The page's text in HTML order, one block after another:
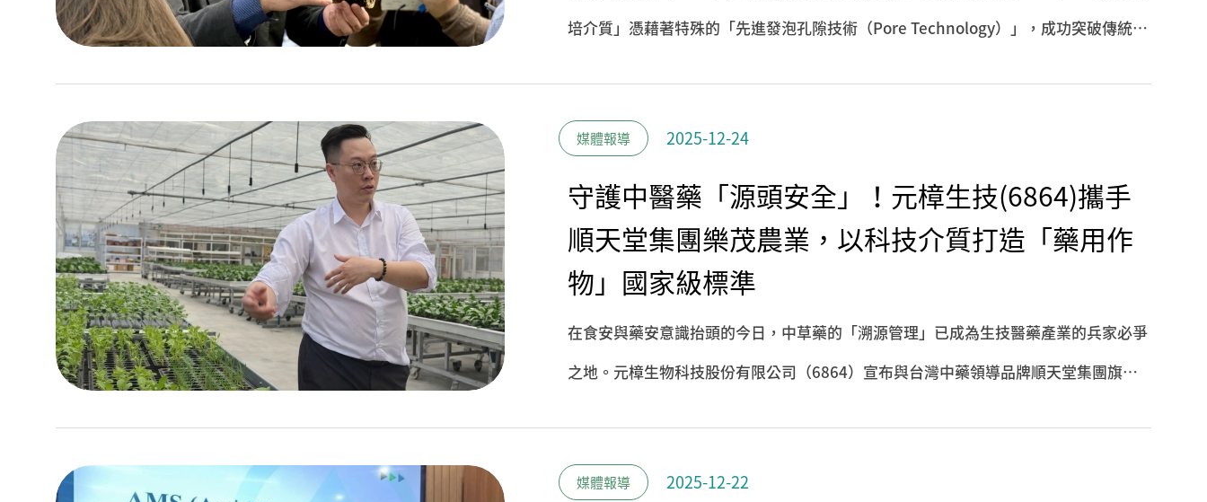
培介質」憑藉著特殊的「先進發泡孔隙技術（Pore Technology）」，成功突破傳統土
植，以及日本 Berg Earth、Komeri 的頂規驗證。元樟生技正以技術輸出者的角色，建
構跨國界的農業科技生態系。
媒體報導 2025-12-24
守護中醫藥「源頭安全」！元樟生技(6864)攜手
順天堂集團樂茂農業，以科技介質打造「藥用作
物」國家級標準
在食安與藥安意識抬頭的今日，中草藥的「溯源管理」已成為生技醫藥產業的兵家必爭
之地。元樟生物科技股份有限公司（6864）宣布與台灣中藥領導品牌順天堂集團旗下
標準健康種苗培育系統。
媒體報導 2025-12-22